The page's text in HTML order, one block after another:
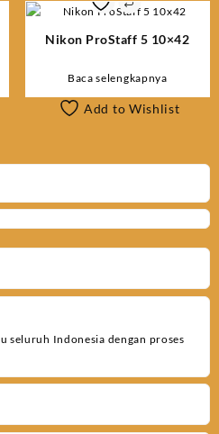
Nikon ProStaff 5 10×42
Baca selengkapnya
Add to Wishlist
seluruh Indonesia dengan proses